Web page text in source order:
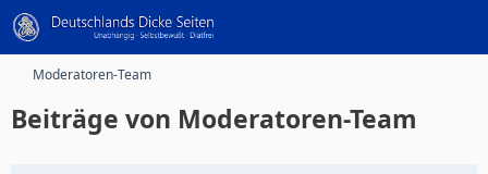
Moderatoren-Team
Beiträge von Moderatoren-Team